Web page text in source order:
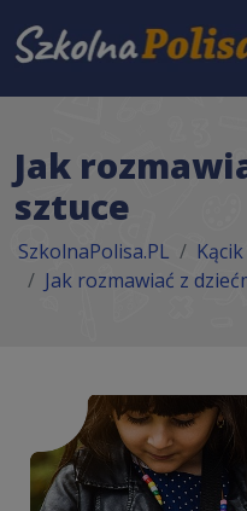
Jak
sztuce
SzkolnaPolisa.PL
Jak rozmawiać z